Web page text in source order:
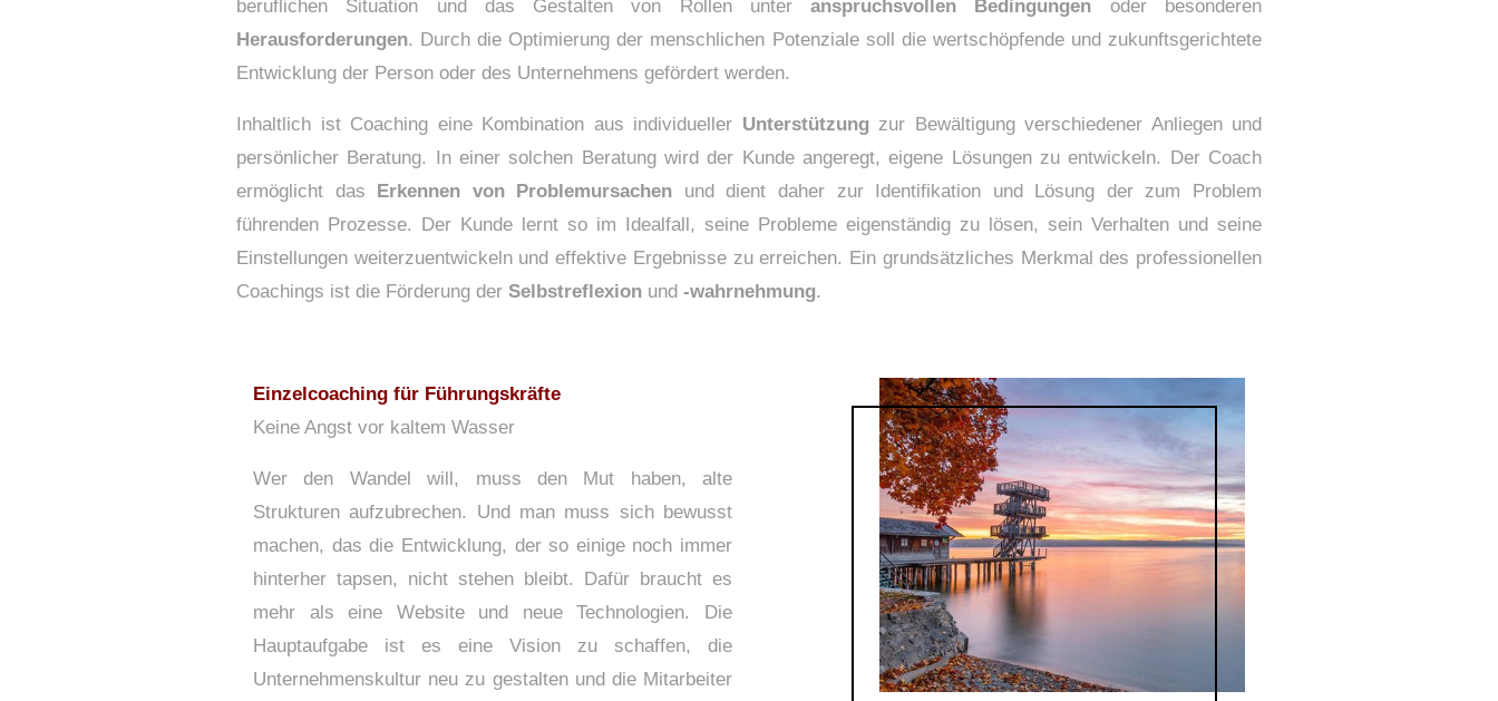
beruflichen Situation und das Gestalten von Rollen unteranspruchsvollen Bedingungen oder besonderen
Herausforderungen. Durch die Optimierung der menschlichen Potenziale soll die wertschöpfende und zukunftsgerichtete
Entwicklung der Person oder des Unternehmens gefördert werden.
Inhaltlich ist Coaching eine Kombination aus individueller Unterstützungzur Bewältigung verschiedener Anliegen und
persönlicher Beratung. In einer solchen Beratung wird der Kunde angeregt, eigene Lösungen zu entwickeln. Der Coach
ermöglicht das Erkennen von Problemursachen und dient daher zur Identifikation und Lösung der zum Problem
führenden Prozesse. Der Kunde lernt so im Idealfall, seine Probleme eigenständig zu lösen, sein Verhalten und seine
Einstellungen weiterzuentwickeln und effektive Ergebnisse zu erreichen. Ein grundsätzliches Merkmal des professionellen
Coachings ist die Förderung der Selbstreflexion und -wahrnehmung.
Einzelcoaching für Führungskräfte
Keine Angst vor kaltem Wasser
Wer den Wandel will, muss den Mut haben, alte
Strukturen aufzubrechen. Und man muss sich bewusst
machen, das die Entwicklung, der so einige noch immer
hinterher tapsen, nicht stehen bleibt. Dafür braucht es
mehr als eine Website und neue Technologien. Die
Hauptaufgabe ist es eine Vision zu schaffen, die
Unternehmenskultur neu zu gestalten und die Mitarbeiter